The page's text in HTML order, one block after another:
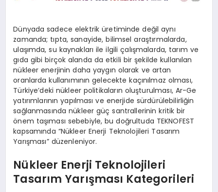
Dünyada sadece elektrik üretiminde değil aynı
zamanda; tıpta, sanayide, bilimsel araştırmalarda,
ulaşımda, su kaynakları ile ilgili çalışmalarda, tarım ve
gıda gibi birçok alanda da etkili bir şekilde kullanılan
nükleer enerjinin daha yaygın olarak ve artan
oranlarda kullanımının gelecekte kaçınılmaz olması,
Türkiye’deki nükleer politikaların oluşturulması, Ar-Ge
yatırımlarının yapılması ve enerjide sürdürülebilirliğin
sağlanmasında nükleer güç santrallerinin kritik bir
önem taşıması sebebiyle, bu doğrultuda TEKNOFEST
kapsamında “Nükleer Enerji Teknolojileri Tasarım
Yarışması” düzenleniyor.
Nükleer Enerji Teknolojileri
Tasarım Yarışması Kategorileri